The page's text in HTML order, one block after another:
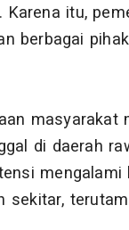
itu,
berbagai
di daerah
sekitar,